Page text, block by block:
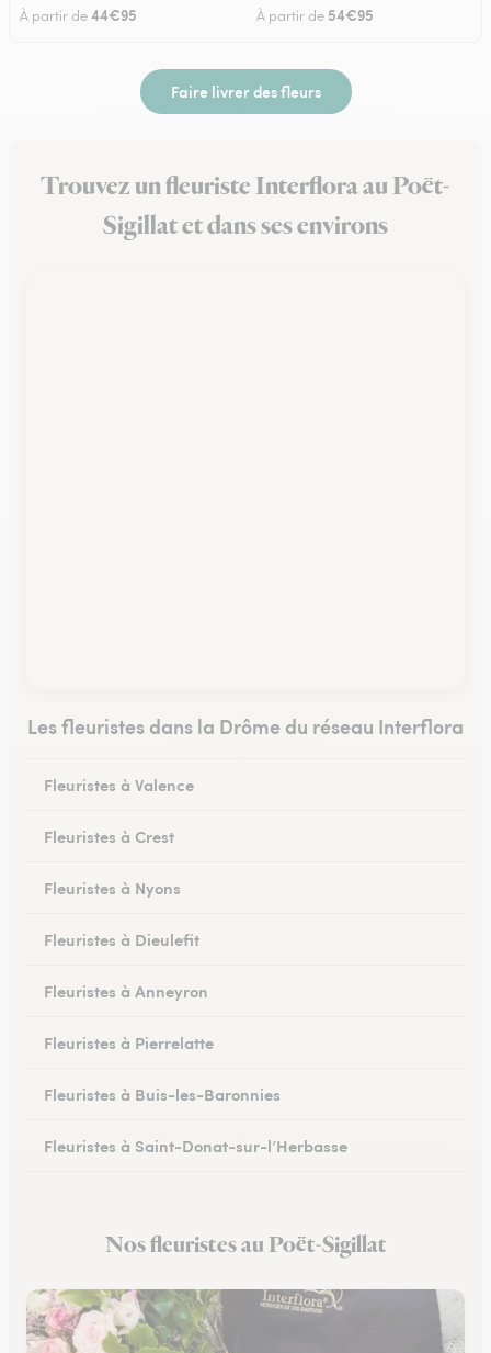
À partir de44€95 À partir de 54€95
Faire livrer des fleurs
Trouvez un fleuriste Interflora au Poët-
Sigillat et dans ses environs
Les fleuristes dans la Drôme du réseau Interflora
Fleuristes à Valence
Fleuristes à Crest
Fleuristes à Nyons
Fleuristes à Dieulefit
Fleuristes à Anneyron
Fleuristes à Pierrelatte
Fleuristes à Buis-les-Baronnies
Fleuristes à Saint-Donat-sur-l’Herbasse
Fleuristes à Portes-lès-Valence
Nos fleuristes au Poët-Sigillat